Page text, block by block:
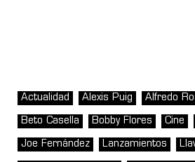
Actualidad Alexis Puig Alfredo
Beto Casella Bobby Flores Cine
Joe Fernández Lanzamientos